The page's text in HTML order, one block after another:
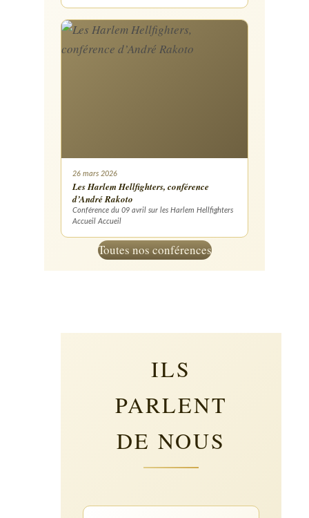
26 mars 2026
Les Harlem Hellfighters, conférence
d’André Rakoto
Conférence du 09 avril sur les Harlem Hellfighters
Accueil Accueil
Toutes nos conférences
ILS
PARLENT
DE NOUS